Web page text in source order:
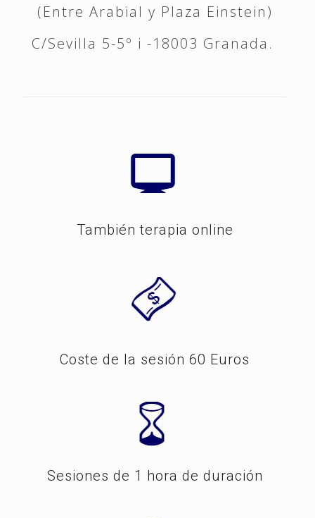
(Entre Arabial y Plaza Einstein)
C/Sevilla 5-5º i -18003 Granada.
También terapia online
Coste de la sesión 60 Euros
Sesiones de 1 hora de duración